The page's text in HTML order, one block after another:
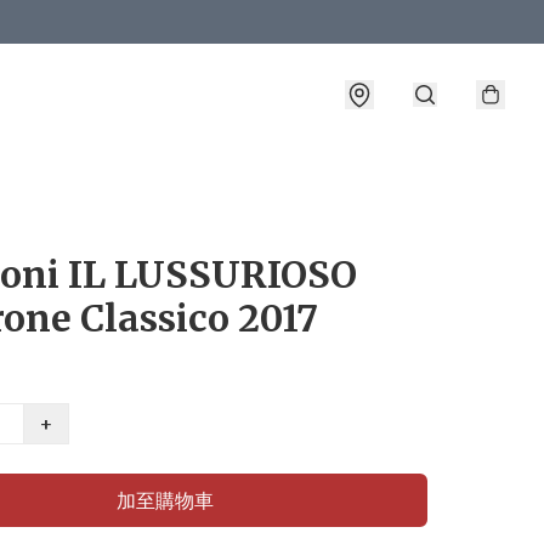
IL LUSSURIOSO
Classico 2017
+
加至購物車